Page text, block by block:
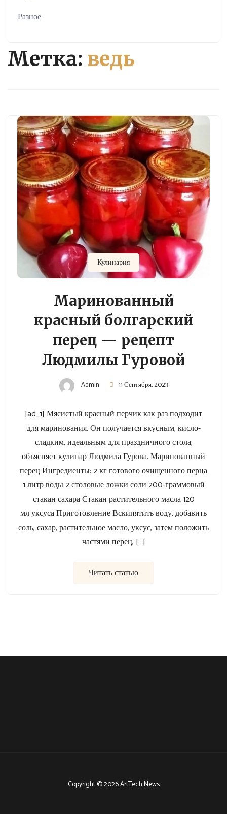
Метка: ведь
Кулинария
Маринованный
красный болгарский
перец — рецепт
Людмилы Гуровой
Admin 11 Сентября, 2023
[ad_1] Мясистый красный перчик как раз подходит
для маринования. Он получается вкусным, кисло-
сладким, идеальным для праздничного стола,
объясняет кулинар Людмила Гурова. Маринованный
перец Ингредиенты: 2 кг готового очищенного перца
1 литр воды 2 столовые ложки соли 200-граммовый
стакан сахара Стакан растительного масла 120
мл уксуса Приготовление Вскипятить воду, добавить
соль, сахар, растительное масло, уксус, затем положить
частями перец, […]
Читать статью
Разное
Copyright © 2026 ArtTech News